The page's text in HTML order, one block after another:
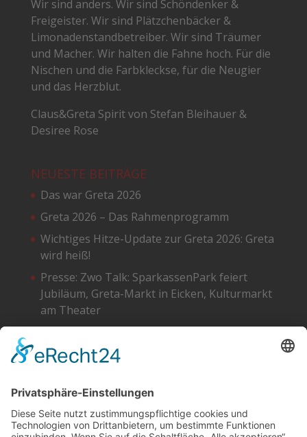
Wir sind anders. Wir sind Schöndenker &
Freigeister. Wir sind Plätzchenbäcker &
Limonadenstandbetreiber. Wir sind Träumer
und Macher. Wir halten die Fahne hoch. Für die
Nischen und die Farbkleckse, für die Neugier
und das Herzblut.
Claus&Greta Spirit von Stefan Bleihauer &
Desiree Rose
NEUESTE BEITRÄGE
Das war Greta 2026
Greta 2026 – Das Rahmenprogramm
Wichtiges Hitze-Update zur Greta 2026: Greta
wird heiß!
Presse: Zwo Talk: SparkassenPark feiert
Jubiläum, Greta-Markt in Eicken, Kulturmarkt
am Theater
Greta 2026 – Die Standpläne
Facebook
Instagram
Cookie-Einstellungen